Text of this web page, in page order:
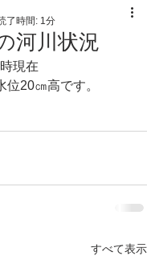
河川状況
了時間: 1分
現在
20㎝高です。
すべて表示